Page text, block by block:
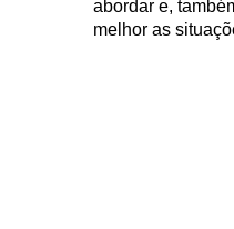
abordar e,
melhor as